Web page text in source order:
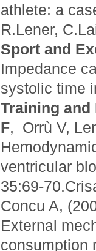
athlete: a
R.Lener,
Sport and
Impedance
systolic time
Training
F, Orrù V,
ventricular
35:69-
Concu A,
External
consumption